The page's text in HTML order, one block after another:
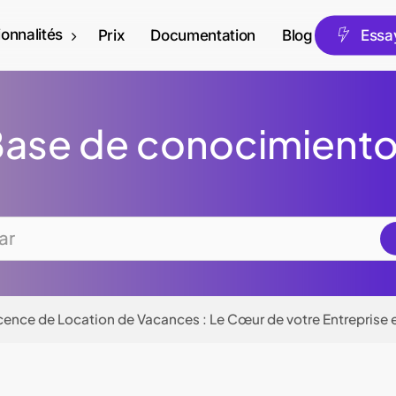
Prix Documentation Blog Essa
de
de Location de Vacances : Le Cœur de votre Entreprise